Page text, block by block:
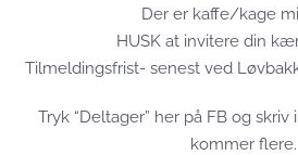
Der er kaffe/kage
HUSK at invitere din
Tilmeldingsfrist- senest ved
Tryk “Deltager” her på FB og
kommer flere.